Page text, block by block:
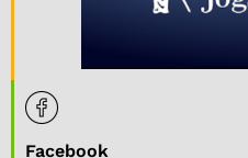
Facebook